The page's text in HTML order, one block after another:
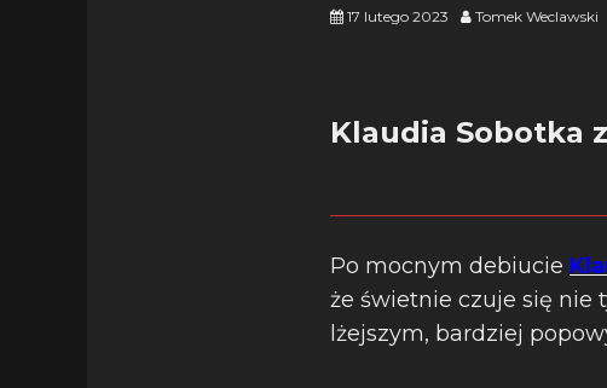
17 lutego 2023 Tomek Weclawski
Klaudia Sobotka
Po mocnym debiucie
że świetnie czuje się nie
lżejszym, bardziej